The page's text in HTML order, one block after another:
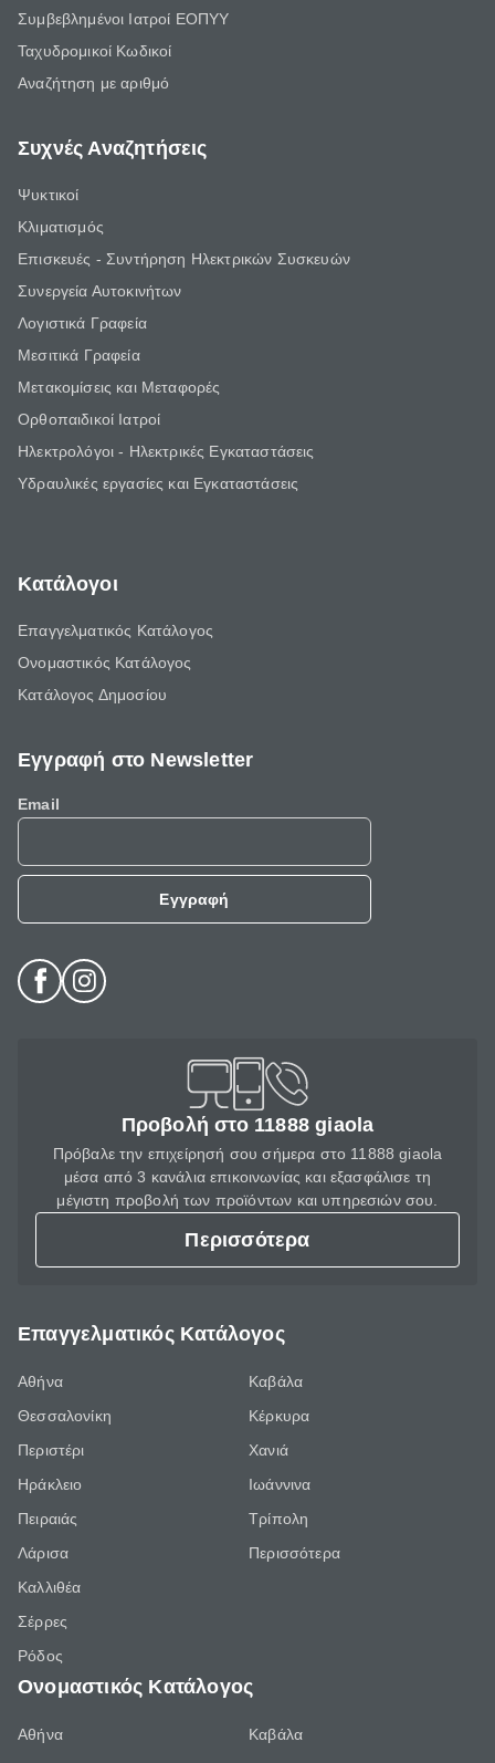
Συμβεβλημένοι Ιατροί ΕΟΠΥΥ
Ταχυδρομικοί Κωδικοί
Αναζήτηση με αριθμό
Συχνές Αναζητήσεις
Ψυκτικοί
Κλιματισμός
Επισκευές - Συντήρηση Ηλεκτρικών Συσκευών
Συνεργεία Αυτοκινήτων
Λογιστικά Γραφεία
Μεσιτικά Γραφεία
Μετακομίσεις και Μεταφορές
Ορθοπαιδικοί Ιατροί
Ηλεκτρολόγοι - Ηλεκτρικές Εγκαταστάσεις
Υδραυλικές εργασίες και Εγκαταστάσεις
Κατάλογοι
Επαγγελματικός Κατάλογος
Ονομαστικός Κατάλογος
Κατάλογος Δημοσίου
Εγγραφή στο Newsletter
Email
Εγγραφή
Προβολή στο 11888 giaola
Πρόβαλε την επιχείρησή σου σήμερα στο 11888 giaola
μέσα από 3 κανάλια επικοινωνίας και εξασφάλισε τη
μέγιστη προβολή των προϊόντων και υπηρεσιών σου.
Περισσότερα
Επαγγελματικός Κατάλογος
Αθήνα
Θεσσαλονίκη
Περιστέρι
Ηράκλειο
Πειραιάς
Λάρισα
Καλλιθέα
Σέρρες
Ρόδος
Καβάλα
Κέρκυρα
Χανιά
Ιωάννινα
Τρίπολη
Περισσότερα
Ονομαστικός Κατάλογος
Αθήνα
Καβάλα